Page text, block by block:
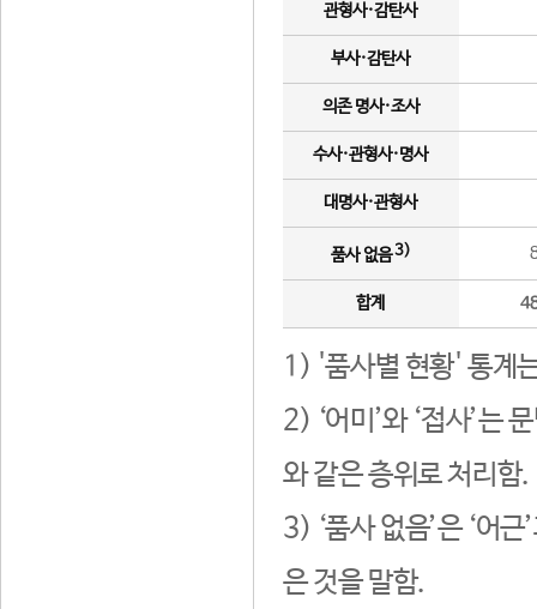
관형사·감탄사
부사·감탄사
의존 명사·조사
수사·관형사·명사
대명사·관형사
품사 없음3)
합계
1) '품사별 현황' 통계
2) ‘어미’와 ‘접사’는
와 같은 층위로 처리함.
3) ‘품사 없음’은 ‘어
은 것을 말함.